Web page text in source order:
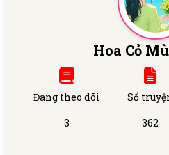
Hoa Cỏ
Đang theo dõi
3
Số
362